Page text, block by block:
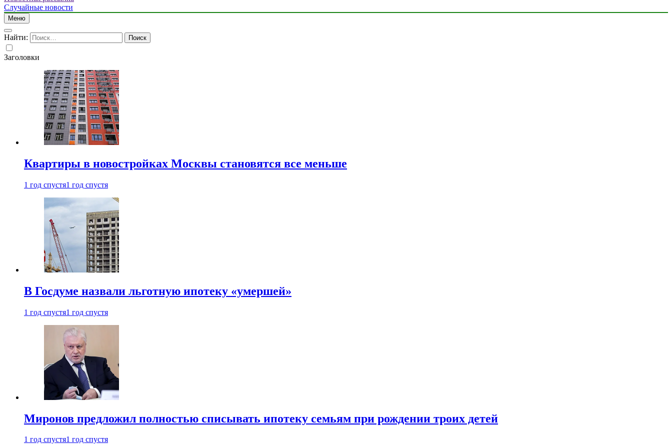
Случайные новости
Меню
Найти:
Заголовки
Квартиры в новостройках Москвы становятся все меньше
1 год спустя1 год спустя
В Госдуме назвали льготную ипотеку «умершей»
1 год спустя1 год спустя
Миронов предложил полностью списывать ипотеку семьям при рождении троих детей
1 год спустя1 год спустя